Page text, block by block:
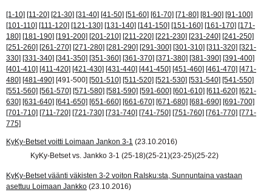
[1-10] [11-20] [21-30] [31-40] [41-50] [51-60] [61-70] [71-80] [81-90] [91-100]
[101-110] [111-120] [121-130] [131-140] [141-150] [151-160] [161-170] [171-
180] [181-190] [191-200] [201-210] [211-220] [221-230] [231-240] [241-250]
[251-260] [261-270] [271-280] [281-290] [291-300] [301-310] [311-320] [321-
330] [331-340] [341-350] [351-360] [361-370] [371-380] [381-390] [391-400]
[401-410] [411-420] [421-430] [431-440] [441-450] [451-460] [461-470] [471-
480] [481-490] [491-500] [501-510] [511-520] [521-530] [531-540] [541-550]
[551-560] [561-570] [571-580] [581-590] [591-600] [601-610] [611-620] [621-
630] [631-640] [641-650] [651-660] [661-670] [671-680] [681-690] [691-700]
[701-710] [711-720] [721-730] [731-740] [741-750] [751-760] [761-770] [771-
775]
KyKy-Betset voitti Loimaan Jankon 3-1 (23.10.2016)
KyKy-Betset vs. Jankko 3-1 (25-18)(25-21)(23-25)(25-22)
KyKy-Betset väänti väkisten 3-2 voiton RaIsku:sta, Sunnuntaina vastaan
asettuu Loimaan Jankko (23.10.2016)